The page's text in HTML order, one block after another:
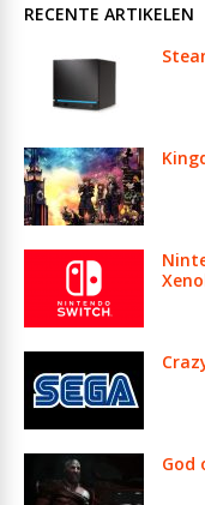
RECENTE ARTIKELEN
God